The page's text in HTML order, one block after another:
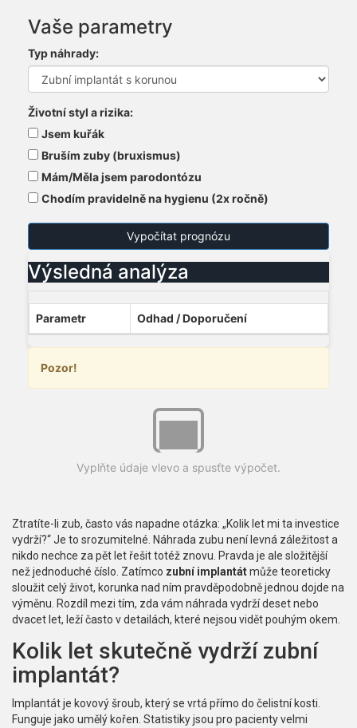
Vaše parametry
Typ náhrady:
Životní styl a rizika:
Jsem kuřák
Bruším zuby (bruxismus)
Mám/Měla jsem parodontózu
Chodím pravidelně na hygienu (2x ročně)
Vypočítat prognózu
Výsledná analýza
Parametr Odhad / Doporučení
Pozor!
Vyplňte údaje vlevo a spusťte výpočet.
Ztratíte-li zub, často vás napadne otázka: „Kolik let mi ta investice
vydrží?“ Je to srozumitelné. Náhrada zubu není levná záležitost a
nikdo nechce za pět let řešit totéž znovu. Pravda je ale složitější
než jednoduché číslo. Zatímco zubní implantátmůže teoreticky
sloužit celý život, korunka nad ním pravděpodobně jednou dojde na
výměnu. Rozdíl mezi tím, zda vám náhrada vydrží deset nebo
dvacet let, leží často v detailách, které nejsou vidět pouhým okem.
Kolik let skutečně vydrží zubní
implantát?
Implantát je kovový šroub, který se vrtá přímo do čelistní kosti.
Funguje jako umělý kořen. Statistiky jsou pro pacienty velmi